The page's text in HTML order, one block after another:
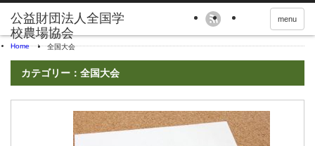
menu
Home 全国大会
カテゴリー：全国大会